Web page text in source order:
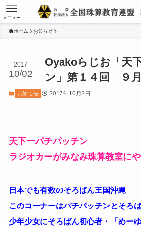
メニュー
ホーム お知らせ
Oyakoらじお「天
ン」第１４回 ９
2017
10/02
お知らせ 2017年10月2日
天下一パチパッチン
ラジオカーがみなみ珠算教室にや
日本でも有数のそろばん王国沖縄
このコーナーはパチパッチンとそろ
少年少女にそろばん初心者・「めー